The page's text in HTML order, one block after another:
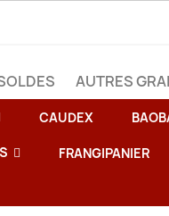
AUTRES
CAUDEX
FRANGIPANIER